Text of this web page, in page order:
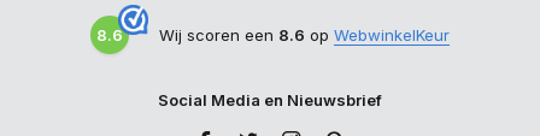
8.6 Wij scoren een 8.6 op WebwinkelKeur
Social Media en Nieuwsbrief